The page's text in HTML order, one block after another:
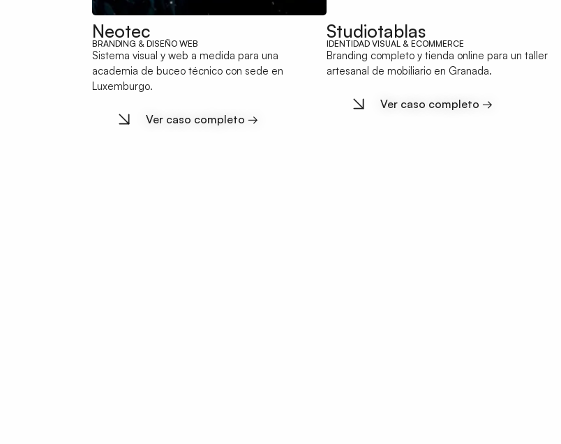
Neotec
BRANDING & DISEÑO WEB
Sistema visual y web a medida para una
academia de buceo técnico con sede en
Luxemburgo.
Ver caso completo →
Studiotablas
IDENTIDAD VISUAL & ECOMMERCE
Branding completo y tienda online para un taller
artesanal de mobiliario en Granada.
Ver caso completo →